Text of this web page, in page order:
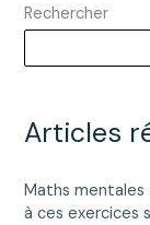
:
simple
fiable
Rechercher
Articles
Maths
à ces exercices